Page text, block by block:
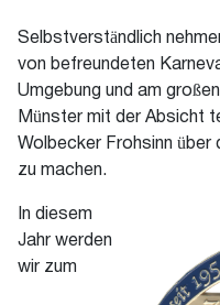
Selbstverständlich
von befreundeten
Umgebung und am
Münster mit der Absicht
Wolbecker Frohsinn über
zu machen.
In diesem
Jahr werden
wir zum